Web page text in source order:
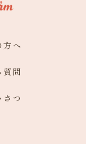
方へ
質問
つ